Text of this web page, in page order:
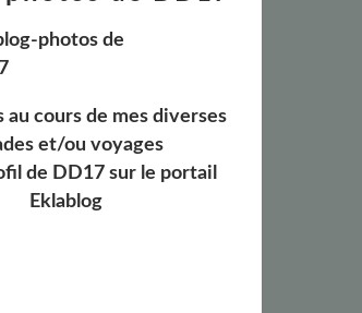
au cours de mes diverses
et/ou voyages
de DD17sur le portail
Eklablog